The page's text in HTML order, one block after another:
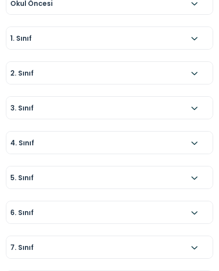
Okul Öncesi
1. Sınıf
2. Sınıf
3. Sınıf
4. Sınıf
5. Sınıf
6. Sınıf
7. Sınıf